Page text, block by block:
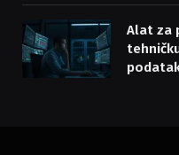
Alat za